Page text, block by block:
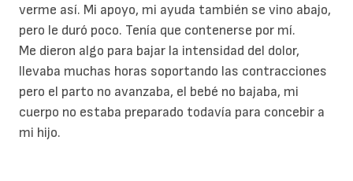
verme así. Mi apoyo, mi ayuda también se vino abajo,
pero le duró poco. Tenía que contenerse por mí.
Me dieron algo para bajar la intensidad del dolor,
llevaba muchas horas soportando las contracciones
pero el parto no avanzaba, el bebé no bajaba, mi
cuerpo no estaba preparado todavía para concebir a
mi hijo.